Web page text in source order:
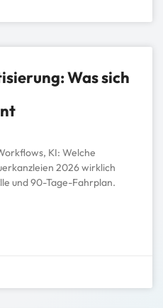
Was sich
KI: Welche
2026 wirklich
und 90-Tage-Fahrplan.